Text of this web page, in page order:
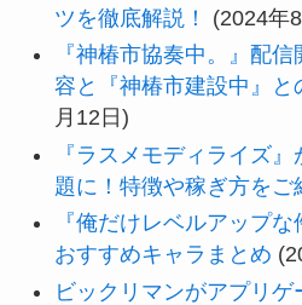
ツを徹底解説！
(2024年
『神椿市協奏中。』配
容と『神椿市建設中』と
月12日)
『ラスメモディライズ
題に！特徴や稼ぎ方をご
『俺だけレベルアップ
おすすめキャラまとめ
ビックリマンがアプリ